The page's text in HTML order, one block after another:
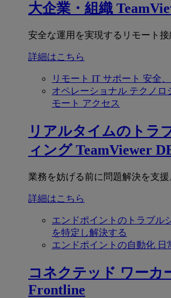
大企業・組織
安全な運用を実現するリモート接
詳細はこちら
リモート IT サポート 安全
オペレーショナル テクノロ
モート アクセス
リアルタイムのトラ
ィング TeamViewer
業務を妨げる前に問題解決を支援
詳細はこちら
エンドポイントのトラブル
を特定し解決する
エンドポイントの自動化 日
コネクテッド ワーカ
Frontline